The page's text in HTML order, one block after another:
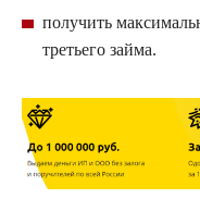
получить
третьего займа.